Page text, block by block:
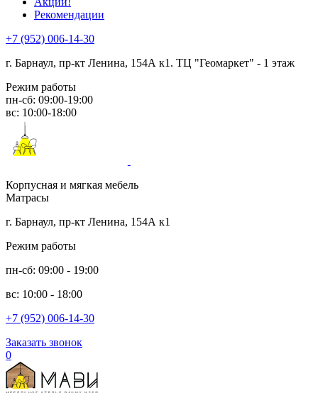
Рекомендации
+7 (952) 006-14-30
г. Барнаул, пр-кт Ленина, 154А к1. ТЦ "Геомаркет" - 1 этаж
Режим работы
пн-сб: 09:00-19:00
вс: 10:00-18:00
Корпусная и мягкая мебель
Матрасы
г. Барнаул, пр-кт Ленина, 154А к1
Режим работы
пн-сб: 09:00 - 19:00
вс: 10:00 - 18:00
+7 (952) 006-14-30
Заказать звонок
0